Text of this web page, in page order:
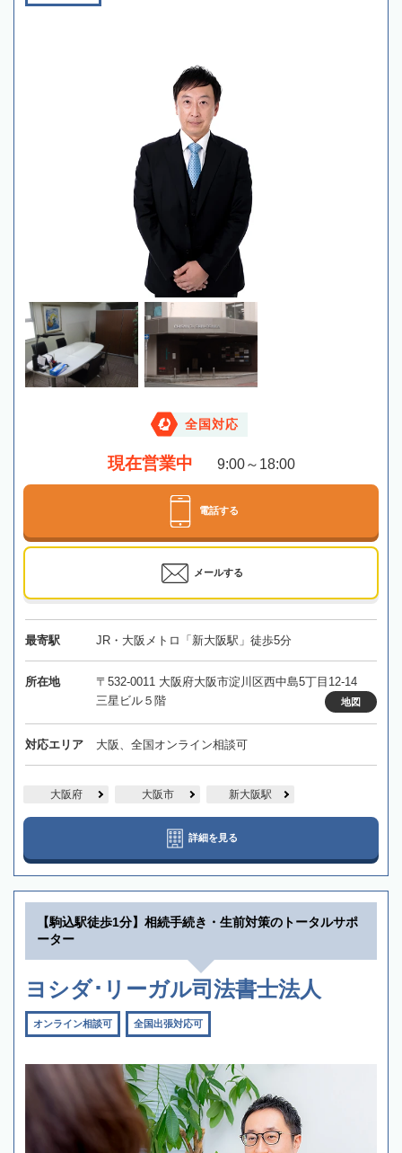
全国対応
現在営業中 9:00～18:00
電話する
メールする
最寄駅 JR・大阪メトロ「新大阪駅」徒歩5分
所在地
〒532-0011 大阪府大阪市淀川区西中島5丁目12-14
三星ビル５階
地図
対応エリア 大阪、全国オンライン相談可
大阪府 大阪市 新大阪駅
詳細を見る
【駒込駅徒歩1分】相続手続き・生前対策のトータルサポ
ーター
ヨシダ･リーガル司法書士法人
オンライン相談可 全国出張対応可